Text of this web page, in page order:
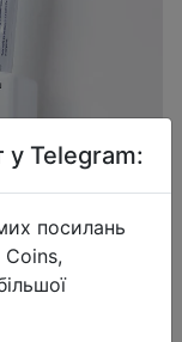
у Telegram:
посилань